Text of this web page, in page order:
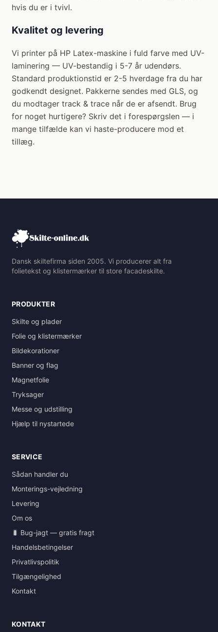
hvis du er i tvivl.
Kvalitet og levering
Vi printer på HP Latex-maskine i fuld farve med UV-
laminering — UV-bestandig i 5-7 år udendørs.
Standard produktionstid er 2-5 hverdage fra du har
godkendt designet. Pakkerne sendes med GLS, og
du modtager track & trace når de er afsendt. Brug
for noget hurtigere? Skriv det i forespørgslen — i
mange tilfælde kan vi haste-producere mod et
tillæg.
Dansk skiltefirma siden 2005. Vi producerer alt fra
folietekst og klistermærker til store facadeskilte.
PRODUKTER
Skilte og plader
Folie og klistermærker
Bildekorationer
Banner og flag
Magnetfolie
Tryksager
Messe og udstilling
Hjælp til nystartede
SERVICE
Sådan handler du
Monterings-vejledning
Levering
Om os
🐛 Bug-jagt — gratis fragt
Handelsbetingelser
Privatlivspolitik
Tilgængelighed
Kontakt
KONTAKT